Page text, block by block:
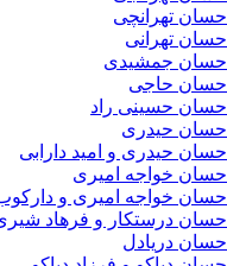
احسان تهرانچی
احسان تهرانی
احسان جمشیدی
احسان حاجی
احسان حسینی راد
احسان حیدری
احسان حیدری و امید دارابی
احسان خواجه امیری
احسان خواجه امیری و
احسان درستكار و فرهاد
احسان دریادل